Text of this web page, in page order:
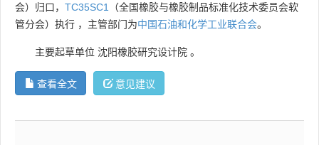
会）归口， TC35SC1
（全国橡胶与橡胶制品标准化技术委员会软
管分会）执行 ，主管部门为中国石油和化学工业联合会。
主要起草单位 沈阳橡胶研究设计院 。
查看全文 意见建议